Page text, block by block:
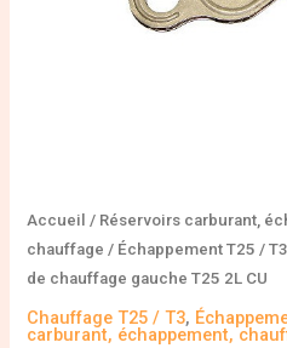
Accueil / Réservoirs carburant,
chauffage / Échappement T25 / T3
de chauffage gauche T25 2L CU
Chauffage T25 / T3,
carburant, échappement,